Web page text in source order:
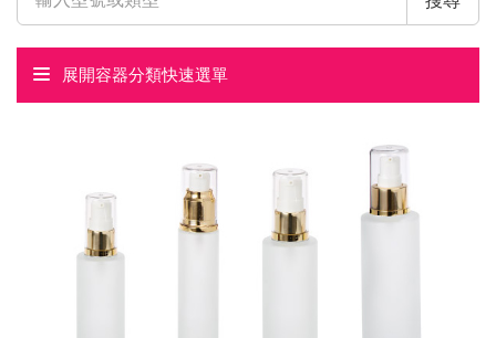
展開容器分類快速選單